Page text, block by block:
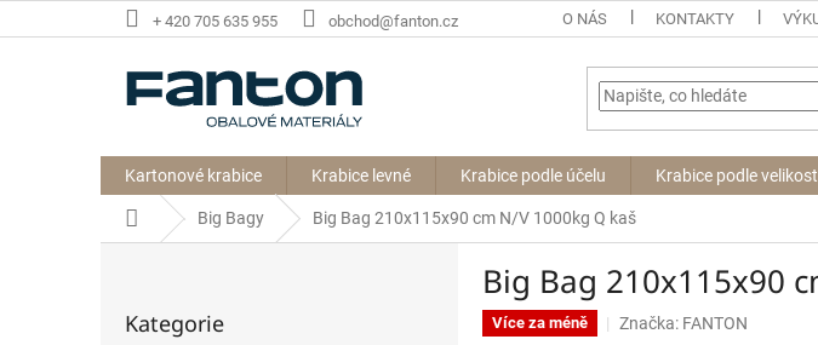
na
+ 420 705 635 955 obchod@fanton.cz O NÁS KONTAKTY
Kartonové krabice Krabice levné Krabice podle účelu Krabice podle
Domů Big Bagy Big Bag 210x115x90 cm N/V 1000kg Q kaš
kategorie
Kategorie
Big Bag 210x115x90
Více za méně Značka: FANTON